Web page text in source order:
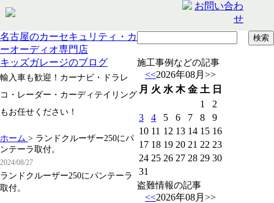
名古屋のカーセキュリティ・カ
ーオーディオ専門店
キッズガレージのブログ
輸入車も歓迎！カーナビ・ドラレ
コ・レーダー・カーディテイリング
もお任せください！
ホーム > ランドクルーザー250にパ
ンテーラ取付。
2024/08/27
ランドクルーザー250にパンテーラ
取付。
施工事例などの記事
<<2026年08月 >>
月 火 水 木 金 土 日
1
2
3
4 5 6 7 8
9
10 11 12 13 14 15 16
17 18 19 20 21 22 23
24 25 26 27 28 29 30
31
盗難情報の記事
<<2026年08月 >>